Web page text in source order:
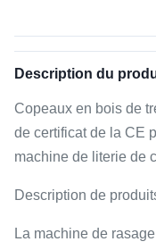
Description du
Copeaux en bois de
de certificat de la CE
machine de literie de
Description de
La machine de